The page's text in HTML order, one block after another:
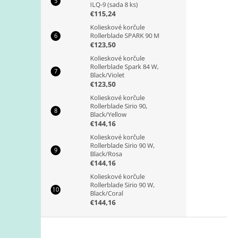
ILQ-9 (sada 8 ks)
€115,24
Kolieskové korčule
Rollerblade SPARK 90 M
€123,50
Kolieskové korčule
Rollerblade Spark 84 W,
Black/Violet
€123,50
Kolieskové korčule
Rollerblade Sirio 90,
Black/Yellow
€144,16
Kolieskové korčule
Rollerblade Sirio 90 W,
Black/Rosa
€144,16
Kolieskové korčule
Rollerblade Sirio 90 W,
Black/Coral
€144,16